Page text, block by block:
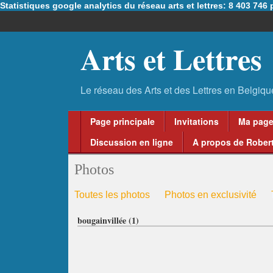
Statistiques google analytics du réseau arts et lettres: 8 403 746
Arts et Lettres
Page principale Invitations Ma page
Discussion en ligne
A propos de
Photos
Toutes les photos Photos en exclusivité
bougainvillée (1)